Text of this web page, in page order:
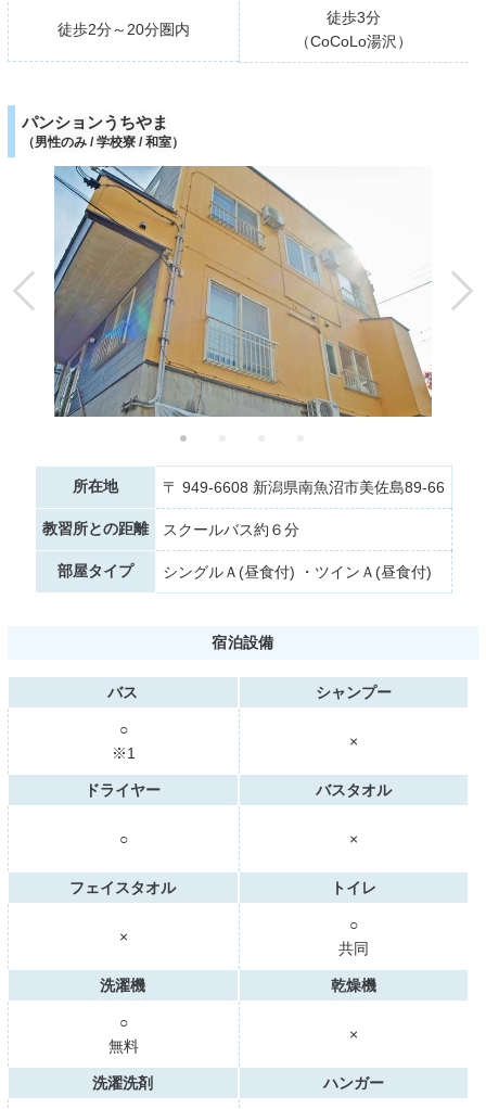
徒歩2分～20分圏内
徒歩3分
（CoCoLo湯沢）
パンションうちやま
（男性のみ / 学校寮 / 和室）
所在地 〒 949-6608 新潟県南魚沼市美佐島89-66
教習所との距離 スクールバス約６分
部屋タイプ シングルＡ(昼食付) ・ツインＡ(昼食付)
宿泊設備
バス
○
※1
シャンプー
×
ドライヤー
○
バスタオル
×
フェイスタオル
×
トイレ
○
共同
洗濯機
○
無料
乾燥機
×
洗濯洗剤 ハンガー